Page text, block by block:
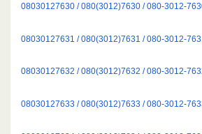
08030127630 / 080(3012)7630 / 080-3012-
08030127631 / 080(3012)7631 / 080-3012-
08030127632 / 080(3012)7632 / 080-3012-
08030127633 / 080(3012)7633 / 080-3012-